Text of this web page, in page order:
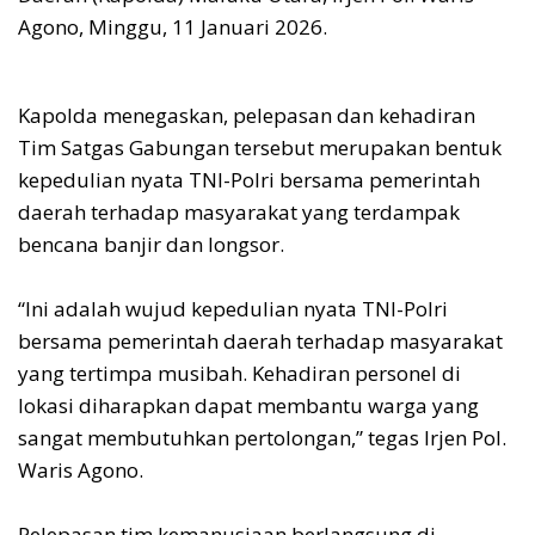
Agono, Minggu, 11 Januari 2026.
‎Kapolda menegaskan, pelepasan dan kehadiran
Tim Satgas Gabungan tersebut merupakan bentuk
kepedulian nyata TNI-Polri bersama pemerintah
daerah terhadap masyarakat yang terdampak
bencana banjir dan longsor.
‎“Ini adalah wujud kepedulian nyata TNI-Polri
bersama pemerintah daerah terhadap masyarakat
yang tertimpa musibah. Kehadiran personel di
lokasi diharapkan dapat membantu warga yang
sangat membutuhkan pertolongan,” tegas Irjen Pol.
Waris Agono.